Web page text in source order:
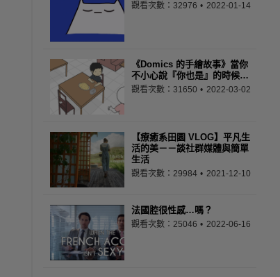
觀看次數：32976 2022-01-14
《Domics 的手繪故事》當你
不小心說『你也是』的時候…
觀看次數：31650 2022-03-02
【療癒系田園 VLOG】平凡生
活的美－－談社群媒體與簡單
生活
觀看次數：29984 2021-12-10
法國腔很性感…嗎？
觀看次數：25046 2022-06-16